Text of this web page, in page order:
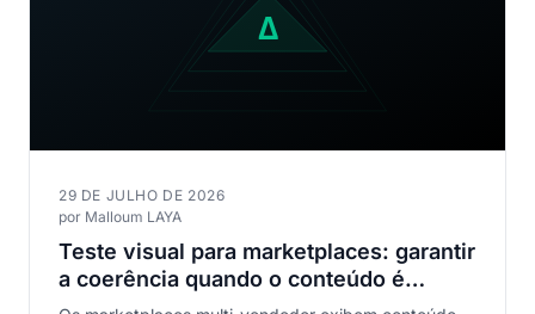
29 DE JULHO DE 2026
por Malloum LAYA
Teste visual para marketplaces: garantir
a coerência quando o conteúdo é
imprevisível